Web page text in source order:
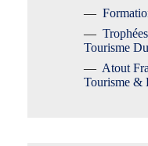
Tourisme
Atout
Tourisme &